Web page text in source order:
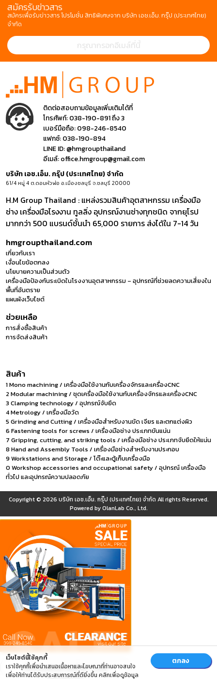
สมัครรับข่าวสาร
สมัครเพื่อรับข่าวสาร โปรโมชั่น สิทธิพิเศษจาก บริษัท เอช.เอ็ม. กรุ๊ป (ประเทศไทย)
จำกัด
ติดต่อสอบถามข้อมูลเพิ่มเติมได้ที่
โทรศัพท์:038-190-891 ถึง 3
เบอร์มือถือ:098-246-8540
แฟกซ์:038-190-894
LINE ID:@hmgroupthailand
อีเมล์:office.hmgroup@gmail.com
บริษัท เอช.เอ็ม. กรุ๊ป (ประเทศไทย) จำกัด
61/4 หมู่ 4 ต.ดอนหัวฬ่อ อ.เมืองชลบุรี จ.ชลบุรี 20000
H.M Group Thailand : แหล่งรวมสินค้าอุตสาหกรรม เครื่องมือ
ช่าง เครื่องมือโรงงาน ทูลลิ่ง อุปกรณ์งานช่างทุกชนิด จากยุโรป
มากกว่า 500 แบรนด์ชั้นนำ 65,000 รายการ ส่งได้ใน 7-14 วัน
hmgroupthailand.com
เกี่ยวกับเรา
เงื่อนไขข้อตกลง
นโยบายความเป็นส่วนตัว
เครื่องมือป้องกันระเบิดในโรงงานอุตสาหกรรม – อุปกรณ์ที่ช่วยลดความเสี่ยงใน
พื้นที่อันตราย
แผนผังเว็บไซต์
ช่วยเหลือ
การสั่งซื้อสินค้า
การจัดส่งสินค้า
สินค้า
1 Mono machining / เครื่องมือใช้งานกับเครื่องจักรและเครื่องCNC
2 Modular machining / ชุดเครื่องมือใช้งานกับเครื่องจักรและเครื่องCNC
3 Clamping technology / อุปกรณ์จับยึด
4 Metrology / เครื่องมือวัด
5 Grinding and Cutting / เครื่องมือสำหรับงานขัด เจียร และตกแต่งผิว
6 Fastening tools for screws / เครื่องมือช่าง ประเภทขันแน่น
7 Gripping, cutting, and striking tools / เครื่องมือช่าง ประเภทจับยึดให้แน่น
8 Hand and Assembly Tools / เครื่องมือช่างสำหรับงานประกอบ
9 Workstations and Storage / โต๊ะและตู้เก็บเครื่องมือ
0 Workshop accessories and occupational safety / อุปกรณ์ เครื่องมือ
ทั่วไป และอุปกรณ์ความปลอดภัย
Copyright © 2026 บริษัท เอช.เอ็ม. กรุ๊ป (ประเทศไทย) จำกัด All rights Reserved.
Powered byOlanLab Co., Ltd.
เว็บไซต์นี้ใช้คุกกี้
เราใช้คุกกี้เพื่อนำเสนอเนื้อหาและโฆษณาที่ท่านอาจสนใจ
เพื่อให้ท่านได้รับประสบการณ์ที่ดียิ่งขึ้น คลิกเพื่อดูข้อมูล
ตกลง